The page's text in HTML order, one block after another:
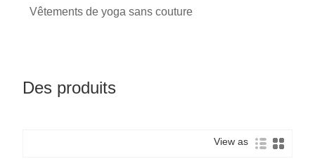
Vêtements de yoga sans couture
Des produits
View as